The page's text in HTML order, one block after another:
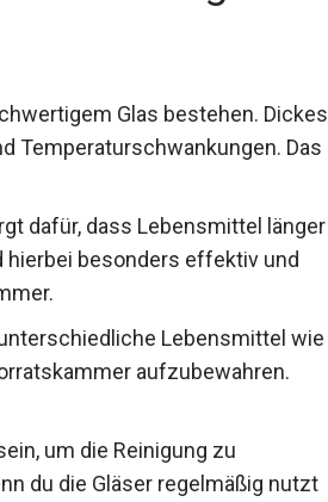
Glas bestehen. Dickes
Temperaturschwankungen. Das
dafür, dass Lebensmittel länger
besonders effektiv und
Lebensmittel wie
aufzubewahren.
um die Reinigung zu
du die Gläser regelmäßig nutzt